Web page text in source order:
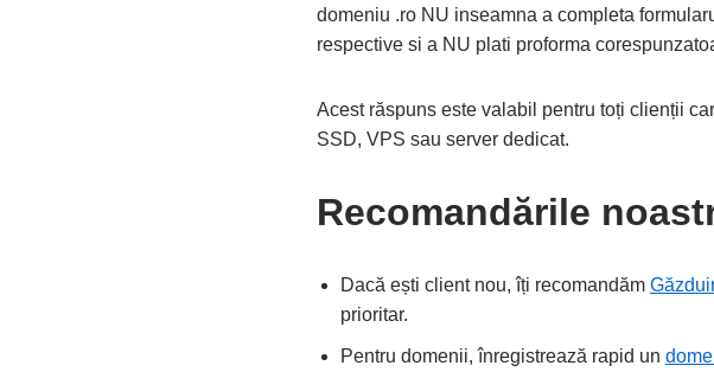
domeniu .ro NU inseamna a completa
respective si a NU plati proforma
Acest răspuns este valabil pentru toți clienții
SSD, VPS sau server dedicat.
Recomandările
Dacă ești client nou, îți recomandăm
prioritar.
Pentru domenii, înregistrează rapid un